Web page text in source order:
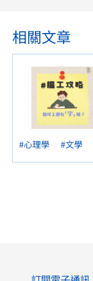
相關文章
#心理學 #文學